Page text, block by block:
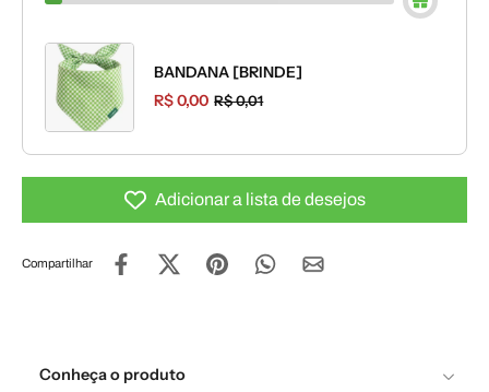
BANDANA [BRINDE]
R$ 0,00 R$ 0,01
Adicionar a lista de desejos
Compartilhar
Conheça o produto